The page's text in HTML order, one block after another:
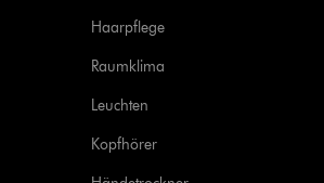
Haarpflege
Raumklima
Leuchten
Kopfhörer